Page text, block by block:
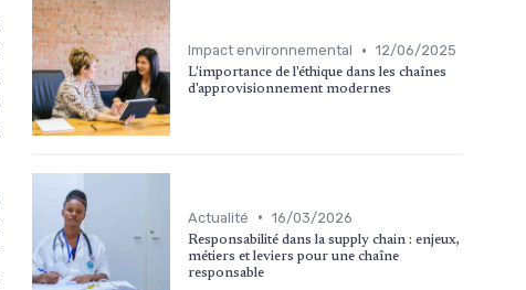
Impact environnemental • 12/06/2025
L'importance de l'éthique dans les chaînes
d'approvisionnement modernes
Actualité • 16/03/2026
Responsabilité dans la supply chain : enjeux,
métiers et leviers pour une chaîne
responsable